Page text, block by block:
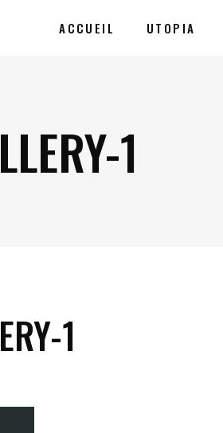
ACCUEIL UTOPIA
1
1